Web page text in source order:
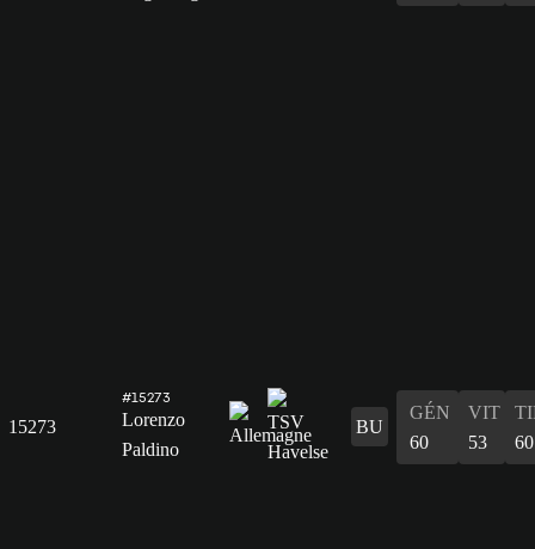
15273
#15273
Lorenzo
Paldino
BU
GÉN
60
VIT
53
60